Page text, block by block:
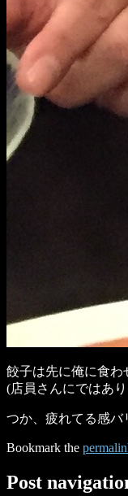
餃子は先に俺に食わ
(店員さんにではあ
つか、疲れてる感バ
Bookmark the
Post